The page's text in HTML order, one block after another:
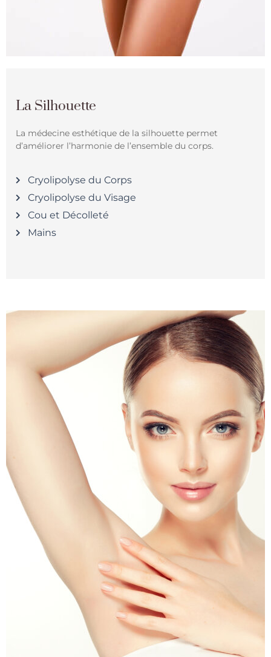
La Silhouette​
La médecine esthétique de la silhouette permet
d’améliorer l’harmonie de l’ensemble du corps.
Cryolipolyse du Corps
Cryolipolyse du Visage
Cou et Décolleté​
Mains